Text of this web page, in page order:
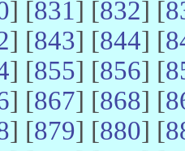
] [831] [832] [
] [843] [844] [
] [855] [856] [
] [867] [868] [
] [879] [880] [